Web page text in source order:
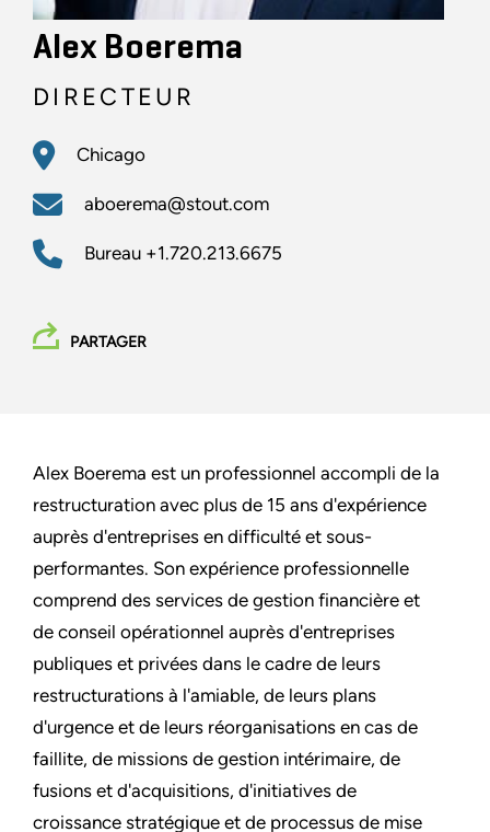
Alex Boerema
DIRECTEUR
Chicago
aboerema@stout.com
Bureau +1.720.213.6675
PARTAGER
Alex Boerema est un professionnel accompli de la
restructuration avec plus de 15 ans d'expérience
auprès d'entreprises en difficulté et sous-
performantes. Son expérience professionnelle
comprend des services de gestion financière et
de conseil opérationnel auprès d'entreprises
publiques et privées dans le cadre de leurs
restructurations à l'amiable, de leurs plans
d'urgence et de leurs réorganisations en cas de
faillite, de missions de gestion intérimaire, de
fusions et d'acquisitions, d'initiatives de
croissance stratégique et de processus de mise